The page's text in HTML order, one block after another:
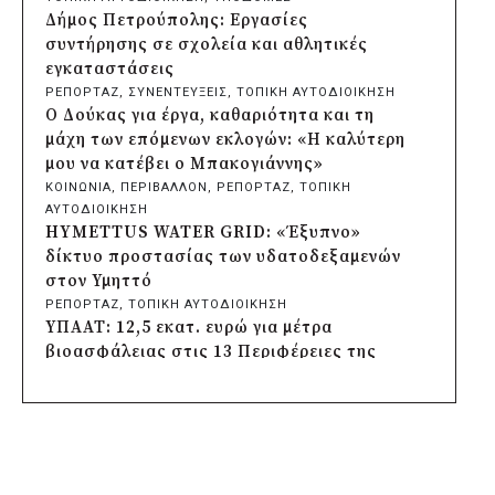
εκκλησάκι της Μεταμόρφωσης του
Σωτήρος
πριν από 7 ώρες
Περιφέρεια Αττικής: Έξι συμπεράσματα
για την ψηφιακή μετάβαση των
επιχειρήσεων
πριν από 7 ώρες
Δήμος Σαρωνικού και ΑΡΧΕΛΩΝ
ενημερώνουν τους λουόμενους για τη
συνύπαρξη με τις θαλάσσιες χελώνες
πριν από 7 ώρες
Δήμος Κυθήρων: Απαγόρευση πρόσβασης
στην παραλία Λυκοδήμου για λόγους
ασφαλείας
πριν από 7 ώρες
Δήμος Πετρούπολης: Εργασίες
συντήρησης σε σχολεία και αθλητικές
εγκαταστάσεις
ΡΕΠΟΡΤΑΖ, ΣΥΝΕΝΤΕΥΞΕΙΣ, ΤΟΠΙΚΗ ΑΥΤΟΔΙΟΙΚΗΣΗ
Ο Δούκας για έργα, καθαριότητα και τη
μάχη των επόμενων εκλογών: «Η καλύτερη
μου να κατέβει ο Μπακογιάννης»
ΚΟΙΝΩΝΙΑ, ΠΕΡΙΒΑΛΛΟΝ , ΡΕΠΟΡΤΑΖ, ΤΟΠΙΚΗ
ΑΥΤΟΔΙΟΙΚΗΣΗ
HYMETTUS WATER GRID: «Έξυπνο»
δίκτυο προστασίας των υδατοδεξαμενών
στον Υμηττό
ΡΕΠΟΡΤΑΖ, ΤΟΠΙΚΗ ΑΥΤΟΔΙΟΙΚΗΣΗ
ΥΠΑΑΤ: 12,5 εκατ. ευρώ για μέτρα
βιοασφάλειας στις 13 Περιφέρειες της
ΚΟΙΝΩΝΙΑ, ΤΟΠΙΚΗ ΑΥΤΟΔΙΟΙΚΗΣΗ, ΥΠΟΔΟΜΕΣ